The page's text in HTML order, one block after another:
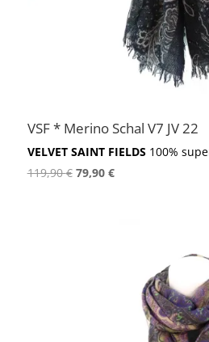
VSF * Merino Schal V7 JV 22
VELVET SAINT FIELDS 100%
119,90€ Ursprünglicher
79,90 €Aktueller